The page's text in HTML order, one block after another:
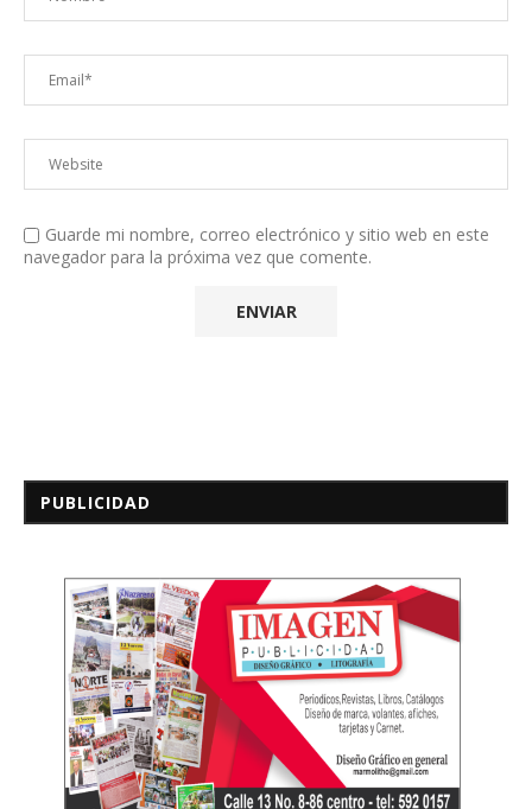
Guarde mi nombre, correo electrónico y sitio web en este
navegador para la próxima vez que comente.
PUBLICIDAD